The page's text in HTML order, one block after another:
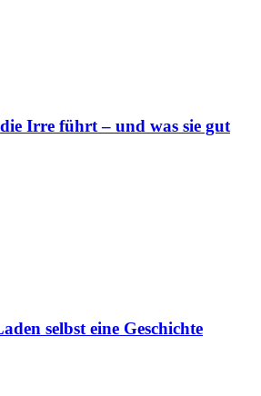
Irre führt – und was sie gut
selbst eine Geschichte